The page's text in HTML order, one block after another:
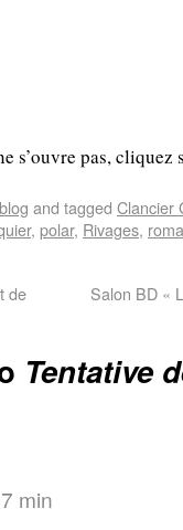
s’ouvre pas, cliquez
and tagged Clancier
, polar, Rivages,
de
Salon BD «
Tentative
min